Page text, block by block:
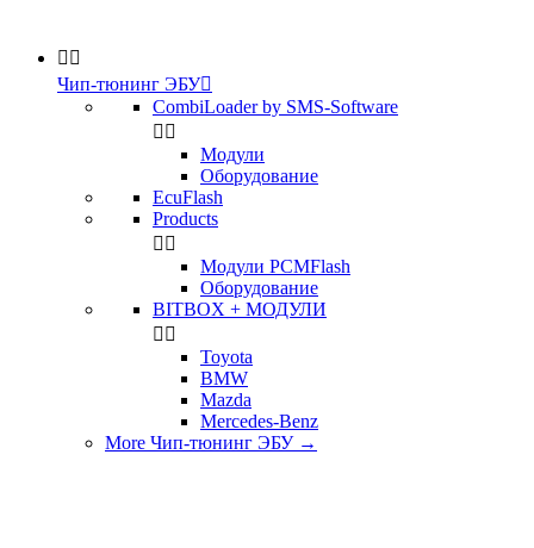
 
Чип-тюнинг ЭБУ
CombiLoader by SMS-Software
 
Модули
Оборудование
EcuFlash
Products
 
Модули PCMFlash
Оборудование
BITBOX + МОДУЛИ
 
Toyota
BMW
Mazda
Mercedes-Benz
More Чип-тюнинг ЭБУ →